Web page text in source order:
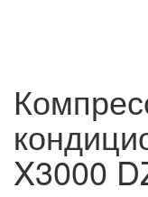
X3000